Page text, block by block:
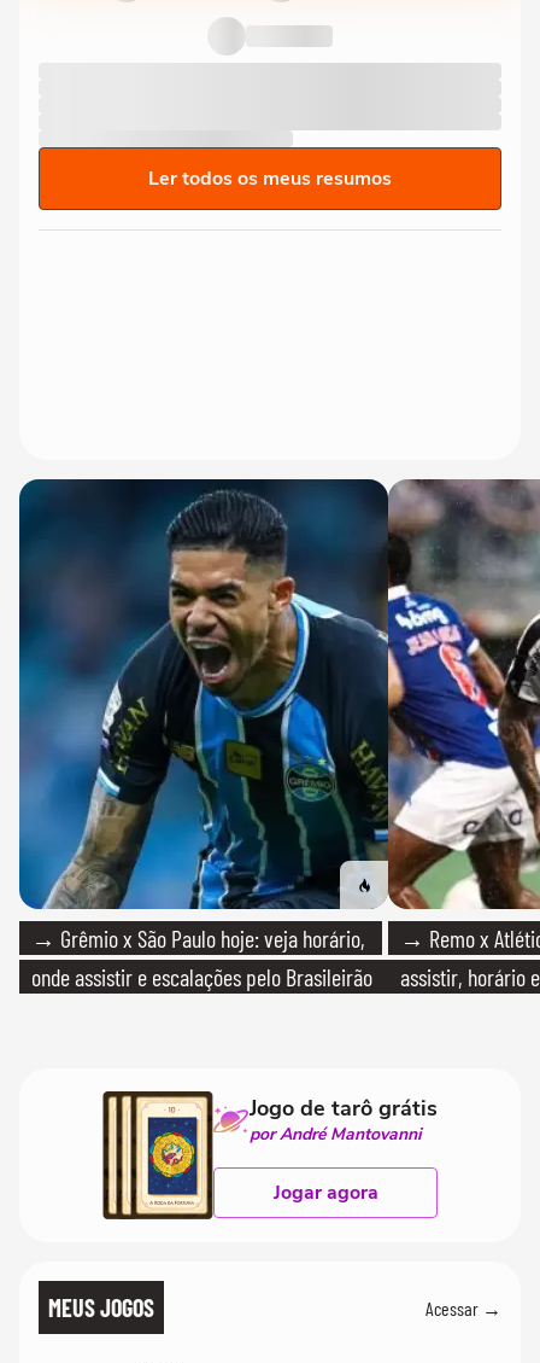
Ler todos os meus resumos
→ Grêmio x São Paulo hoje: veja horário,
onde assistir e escalações pelo Brasileirão
→ Remo x
assistir, horário
Jogo de tarô grátis
por André Mantovanni
Jogar agora
MEUS JOGOS Acessar →